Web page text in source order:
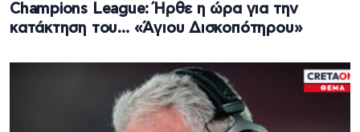
Champions League: Ήρθε η ώρα για την
κατάκτηση του… «Άγιου Δισκοπότηρου»